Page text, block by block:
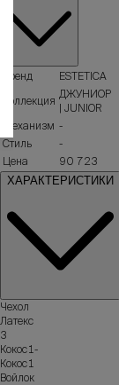
Бренд ESTETICA
Коллекция
ДЖУНИОР
| JUNIOR
Механизм -
Стиль
-
Цена
90 723
ХАРАКТЕРИСТИКИ
Чехол
Латекс
3
Кокос1-
Кокос1
Войлок
+7
(495)
980-
90-
10